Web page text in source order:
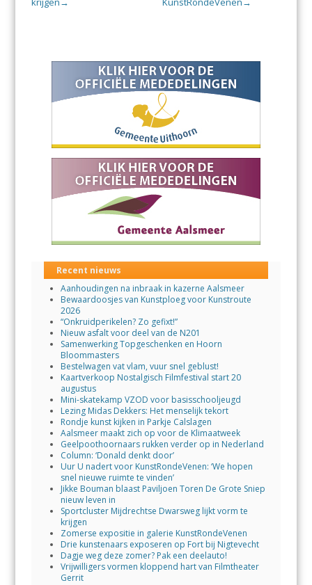
→ →
Recent nieuws
Aanhoudingen na inbraak in kazerne Aalsmeer
Bewaardoosjes van Kunstploeg voor Kunstroute
2026
“Onkruidperikelen? Zo gefixt!”
Nieuw asfalt voor deel van de N201
Samenwerking Topgeschenken en Hoorn
Bloommasters
Bestelwagen vat vlam, vuur snel geblust!
Kaartverkoop Nostalgisch Filmfestival start 20
augustus
Mini-skatekamp VZOD voor basisschooljeugd
Lezing Midas Dekkers: Het menselijk tekort
Rondje kunst kijken in Parkje Calslagen
Aalsmeer maakt zich op voor de Klimaatweek
Geelpoothoornaars rukken verder op in Nederland
Column: ‘Donald denkt door’
Uur U nadert voor KunstRondeVenen: ‘We hopen
snel nieuwe ruimte te vinden’
Jikke Bouman blaast Paviljoen Toren De Grote Sniep
nieuw leven in
Sportcluster Mijdrechtse Dwarsweg lijkt vorm te
krijgen
Zomerse expositie in galerie KunstRondeVenen
Drie kunstenaars exposeren op Fort bij Nigtevecht
Dagje weg deze zomer? Pak een deelauto!
Vrijwilligers vormen kloppend hart van Filmtheater
Gerrit